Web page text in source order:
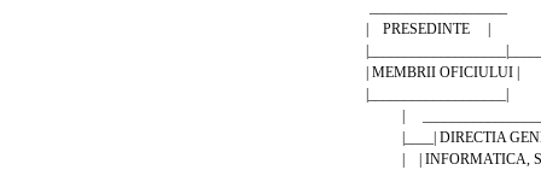
| PRESEDINTE |
| MEMBRII
|
|____| DIRECTIA
| | INFORMATICA,